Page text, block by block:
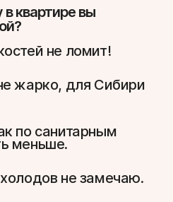
квартире вы
не ломит!
жарко, для Сибири
по санитарным
меньше.
не замечаю.